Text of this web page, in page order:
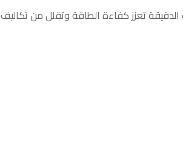
تعزز كفاءة الطاقة وتقلل من تكاليف